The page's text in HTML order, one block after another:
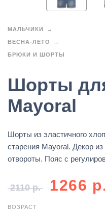
МАЛЬЧИКИ
ВЕСНА-ЛЕТО
БРЮКИ И ШОРТЫ
Шорты
Mayoral
Шорты из эластичного
старения Mayoral. Декор
отвороты. Пояс с
2110р. 1266
ВОЗРАСТ